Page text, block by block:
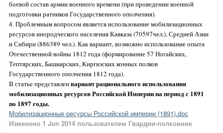
боевой состав армии военного времени (при проведении военной
подготовки ратников Государственного ополчения).
4. Проблемным вопросом является использование мобилизационных
ресурсов инородческого населения Кавказа (70597чел.), Средней Азии
и Сибири (886389 чел.). Как вариант, возможно использование опыта
Отечественной войны 1812 года (формирование 57 Ногайских,
Тептярских, Башкирских, Киргизских конных полков
Государственного ополчения 1812 года).
В статье представленвариант рационального использования
мобилизационных ресурсов Российской Империи на период с 1891
по 1897 годы.
Мобилизационные ресурсы Российской империи (1891).doc
Изменено 1 Jun 2014 пользователем Гвардии-полковник